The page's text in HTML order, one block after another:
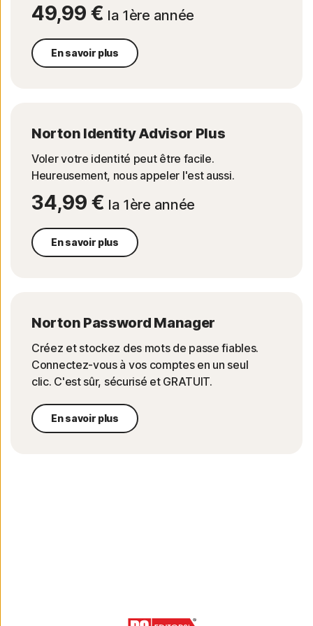
49,99 € la 1ère année
En savoir plus
Norton Identity Advisor Plus
Voler votre identité peut être facile.
Heureusement, nous appeler l'est aussi.
34,99 € la 1ère année
En savoir plus
Norton Password Manager
Créez et stockez des mots de passe fiables.
Connectez-vous à vos comptes en un seul
clic. C'est sûr, sécurisé et GRATUIT.
En savoir plus